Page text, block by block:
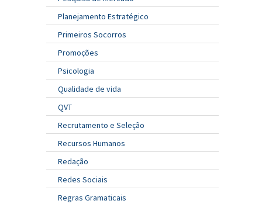
Planejamento Estratégico
Primeiros Socorros
Promoções
Psicologia
Qualidade de vida
QVT
Recrutamento e Seleção
Recursos Humanos
Redação
Redes Sociais
Regras Gramaticais